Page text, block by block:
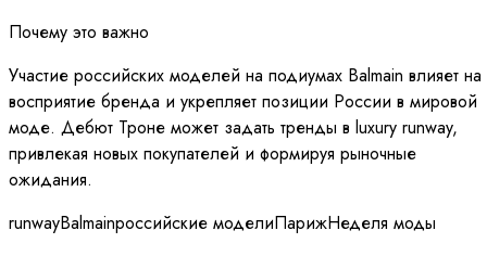
Почему это важно
Участие российских моделей на подиумах Balmain влияет на
восприятие бренда и укрепляет позиции России в мировой
моде. Дебют Троне может задать тренды в luxury runway,
привлекая новых покупателей и формируя рыночные
ожидания.
runwayBalmainроссийские моделиПарижНеделя моды